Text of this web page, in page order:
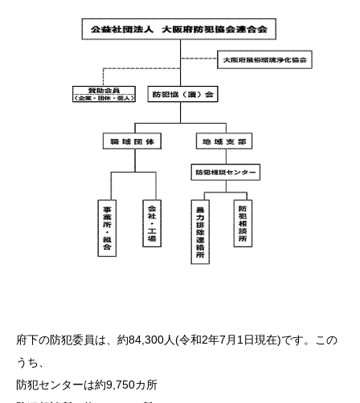
府下の防犯委員は、約84,300人(令和2年7月1日現在)です。この
うち、
防犯センターは約9,750カ所